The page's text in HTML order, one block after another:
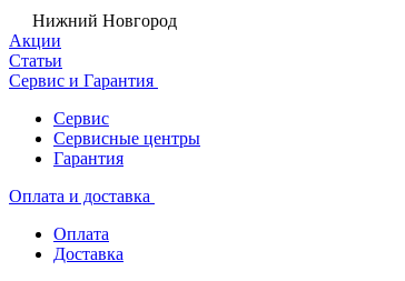
Нижний Новгород
Акции
Статьи
Сервис и Гарантия
Сервис
Сервисные центры
Гарантия
Оплата и доставка
Оплата
Доставка